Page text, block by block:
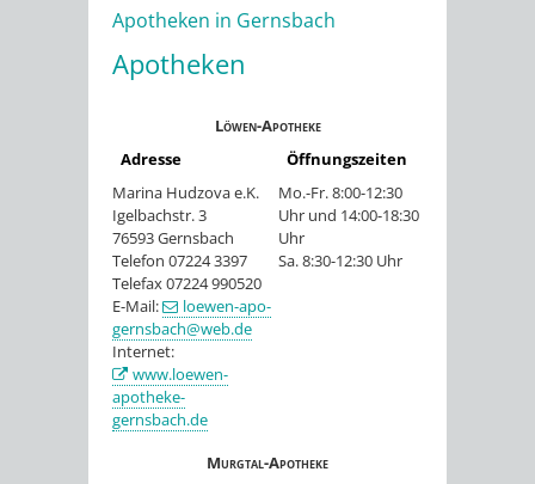
Apotheken in Gernsbach
Apotheken
Löwen-Apotheke
Adresse
Öffnungszeiten
Marina Hudzova e.K.
Igelbachstr. 3
76593 Gernsbach
Telefon 07224 3397
Telefax 07224 990520
E-Mail:
loewen-apo-
gernsbach@web.de
Internet:
www.loewen-
apotheke-
gernsbach.de
Mo.-Fr. 8:00-12:30
Uhr und 14:00-18:30
Uhr
Sa. 8:30-12:30 Uhr
Murgtal-Apotheke